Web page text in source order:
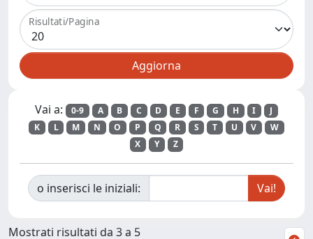
Risultati/Pagina
Vai a: 0-9 A B C D E F G H I
J
K
L M N O P Q R S T U V
W
X
Y Z
o inserisci le iniziali:
Mostrati risultati da 3 a 5